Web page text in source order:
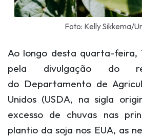
Foto: Kelly Sikkema/
Ao longo desta quarta-feira,
pela divulgação do
do Departamento de
Unidos (USDA, na sigla
excesso de chuvas nas
plantio da soja nos EUA, as